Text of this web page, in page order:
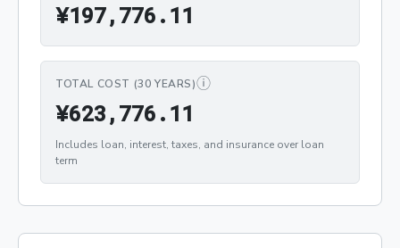
¥197,776.11
TOTAL COST (30 YEARS)ⓘ
¥623,776.11
Includes loan, interest, taxes, and insurance over loan
term